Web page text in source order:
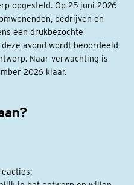
opgesteld. Op 25 juni 2026
bedrijven en
een drukbezochte
avond wordt beoordeeld
Naar verwachting is
2026 klaar.